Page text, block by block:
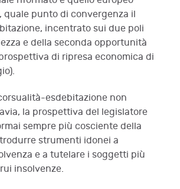
quale punto di convergenza il
incentrato sui due poli
e della seconda opportunità
di ripresa economica di
esdebitazione non
la prospettiva del legislatore
sempre più cosciente della
strumenti idonei a
e a tutelare i soggetti più
insolvenze.